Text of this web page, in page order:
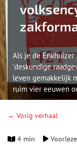
Als je de
'deskundige
leven gemakkelijk
ruim vier eeuwen
← Vorig verhaal
4 min